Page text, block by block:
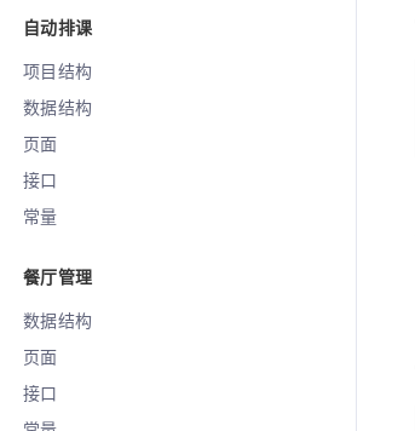
自动排课
项目结构
数据结构
页面
接口
常量
餐厅管理
数据结构
页面
接口